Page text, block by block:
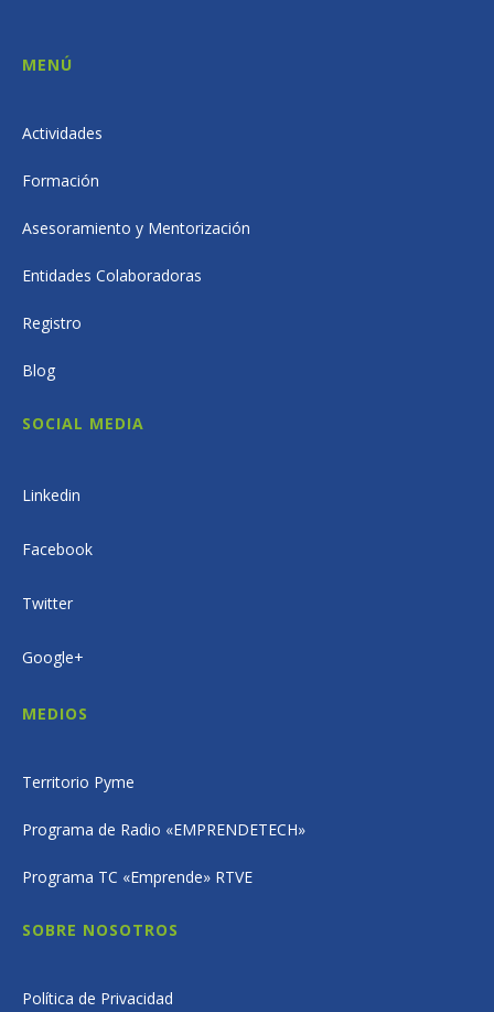
MENÚ
Actividades
Formación
Asesoramiento y Mentorización
Entidades Colaboradoras
Registro
Blog
SOCIAL MEDIA
Linkedin
Facebook
Twitter
Google+
MEDIOS
Territorio Pyme
Programa de Radio «EMPRENDETECH»
Programa TC «Emprende» RTVE
SOBRE NOSOTROS
Política de Privacidad